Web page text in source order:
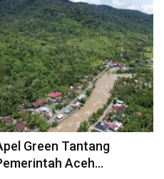
Green Tantang
Aceh